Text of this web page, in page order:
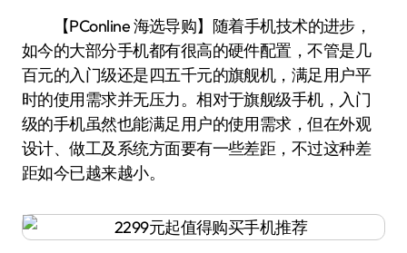
【PConline 海选导购】随着手机技术的进步，
如今的大部分手机都有很高的硬件配置，不管是几
百元的入门级还是四五千元的旗舰机，满足用户平
时的使用需求并无压力。相对于旗舰级手机，入门
级的手机虽然也能满足用户的使用需求，但在外观
设计、做工及系统方面要有一些差距，不过这种差
距如今已越来越小。